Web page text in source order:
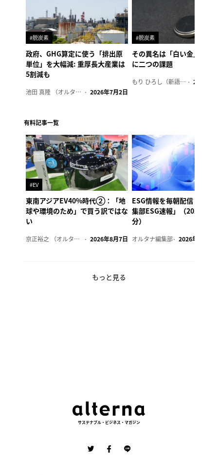
#脱炭素
政府、GHG算定に使う「排出原
単位」を大幅減: 重厚長大産業は
5割減も
池田 真隆 （オルタナ輪番編集長） 2026年7月2日
#脱炭素
その異名は「白い金」、リ
に二つの課題
もり ひろし（新語ウォッチャー） 2023年7
有料記事一覧
#EV
東南アジアEV40%時代②：「地
球や環境のため」で買う訳ではな
い
京正裕之 （オルタナ副編集長） 2026年8月7日
ESG情報を毎朝配信「オル
集部ESG速報」（2026年8
分）
オルタナ編集部 2026年8月7日
もっと見る
サステナブル・ビジネス・マガジン